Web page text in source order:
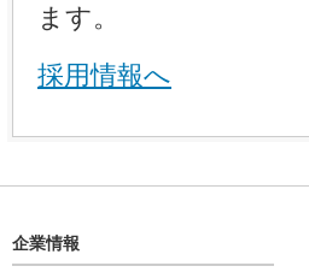
ます。
採用情報へ
企業情報